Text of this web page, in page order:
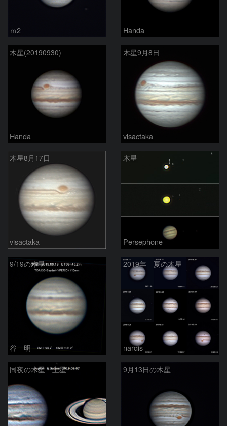
ｍ2 Handa
木星(20190930)
Handa
木星9月8日
visactaka
木星8月17日
visactaka
木星
Persephone
9/19の木星
谷 明
2019年 夏の木星
nardis
同夜の木星・土星 9月13日の木星